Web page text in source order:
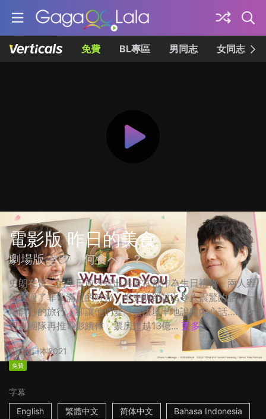
免費 BL專區 男同志 女同志
電影版 昨日的美食
劇場版 きのう何食べた？
史朗在賢二的生日前夕提出共遊京都作為生日禮物，兩人雖
然度過了非常滿足的時光，但史朗卻說出令人震驚的話！一
場開心的旅行，卻讓他們變得無法坦率地說出內心話…… ☆
日劇團隊再推電影續作，票房超越13億... 更多
2h日本2021
免費
字幕
English
繁體中文 简体中文 Bahasa Indonesia